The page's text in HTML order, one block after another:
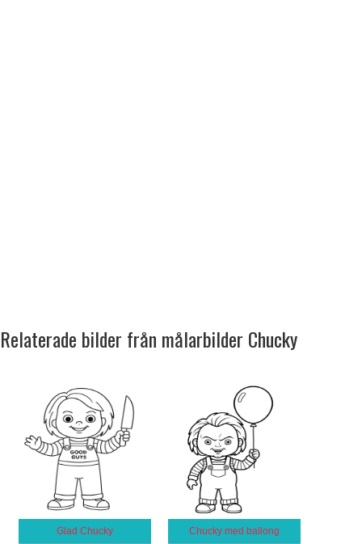
Relaterade bilder från målarbilder Chucky
Glad Chucky Chucky med ballong